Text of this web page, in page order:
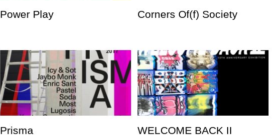
Power Play Corners Of(f) Society
Prisma WELCOME BACK II